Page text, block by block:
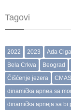
Tagovi
2022 2023 Ada
Bela Crkva
Beograd
Čišćenje jezera
CMAS
dinamička apnea sa
dinamička apneja sa bi